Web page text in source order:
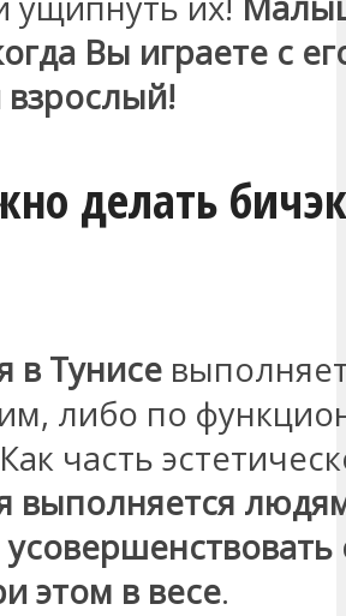
Вы играете с
делать
в Тунисе
либо по
часть
выполняется
этом в весе.